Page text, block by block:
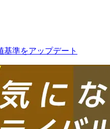
基準をアップデート